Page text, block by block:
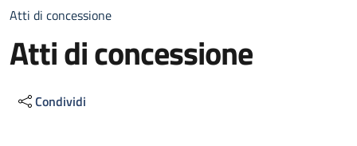
Atti di concessione
Atti di concessione
Condividi